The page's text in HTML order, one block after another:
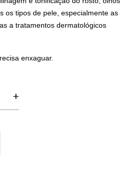
os tipos de pele, especialmente as
a tratamentos dermatológicos
enxaguar.
+